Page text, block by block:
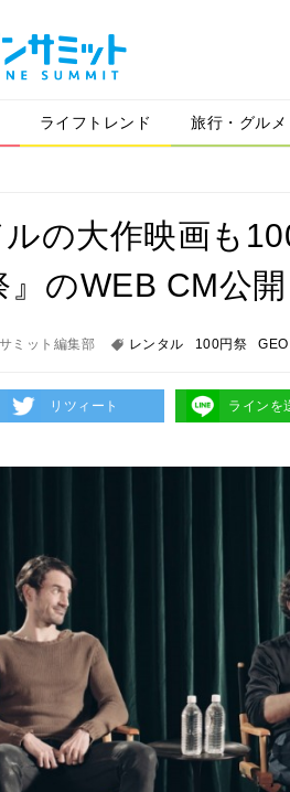
ライフトレンド 旅行・グルメ
の大作映画も
のWEB CM公開
ミット編集部 レンタル 100円祭 GEO
リツィート ラインを